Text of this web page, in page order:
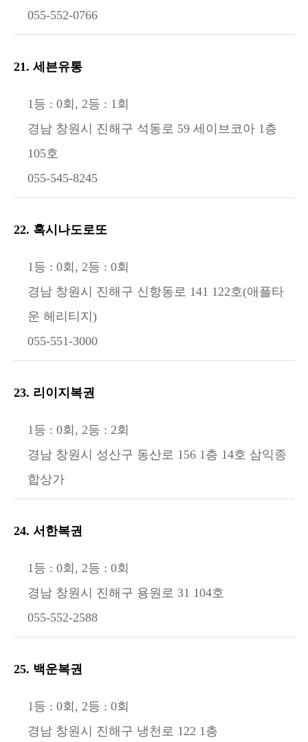
055-552-0766
21. 세븐유통
1등 : 0회, 2등 : 1회
경남 창원시 진해구 석동로 59 세이브코아 1층
105호
055-545-8245
22. 혹시나도로또
1등 : 0회, 2등 : 0회
경남 창원시 진해구 신항동로 141 122호(애플타
운 헤리티지)
055-551-3000
23. 리이지복권
1등 : 0회, 2등 : 2회
경남 창원시 성산구 동산로 156 1층 14호 삼익종
합상가
24. 서한복권
1등 : 0회, 2등 : 0회
경남 창원시 진해구 용원로 31 104호
055-552-2588
25. 백운복권
1등 : 0회, 2등 : 0회
경남 창원시 진해구 냉천로 122 1층